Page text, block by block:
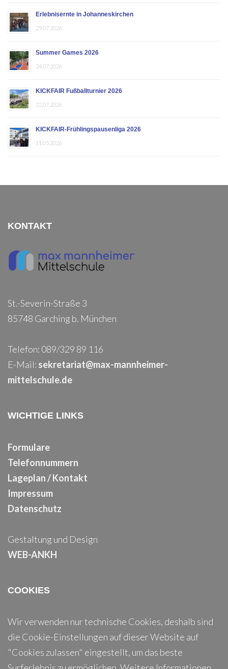
Erlebnisernte in Johanneskirchen
29.07.2026
Summer Games 2026
24.07.2026
KICKFAIR Fußballturnier 2026
22.07.2026
KICKFAIR-Frühlingspausenliga 2026
11.05.2026
KONTAKT
St.-Severin-Straße 3
85748 Garching b. München
Telefon: 089/329 89 116
E-Mail: sekretariat@max-mannheimer-
mittelschule.de
WICHTIGE LINKS
Formulare
Telefonnummern
Lageplan / Kontakt
Impressum
Datenschutz
Gestaltung und Design
WEB-ANKH
COOKIES
Wir verwenden nur technische Cookies, deshalb sind
die Cookie-Einstellungen auf dieser Website auf
"Cookies zulassen" eingestellt, um das beste